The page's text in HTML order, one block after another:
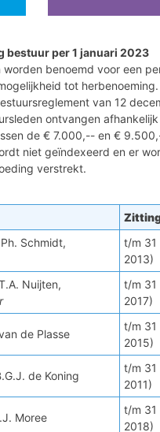
bestuur per 1 januari 2023
worden benoemd voor een
tot
van 12
ontvangen
de € 7.000,-- en €
niet geïndexeerd en er
verstrekt.
Schmidt,
t/m 31
2013)
Nuijten,
t/m 31
2017)
de Plasse
t/m 31
2015)
de Koning
t/m 31
2011)
Moree
t/m 31
2018)